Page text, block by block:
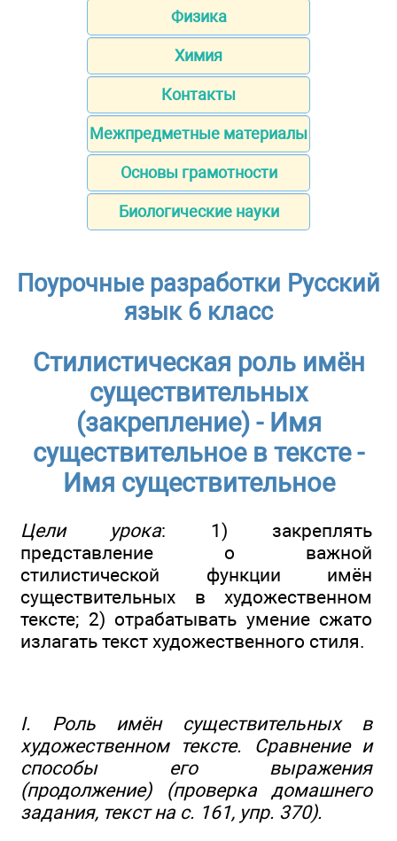
Физика
Химия
Контакты
Межпредметные материалы
Основы грамотности
Биологические науки
Поурочные разработки Русский
язык 6 класс
Стилистическая роль имён
существительных
(закрепление) - Имя
существительное в тексте -
Имя существительное
Цели урока: 1) закреплять
представление о важной
стилистической функции имён
существительных в художественном
тексте; 2) отрабатывать умение сжато
излагать текст художественного стиля.
I. Роль имён существительных в
художественном тексте. Сравнение и
способы его выражения
(продолжение) (проверка домашнего
задания, текст на с. 161, упр. 370).